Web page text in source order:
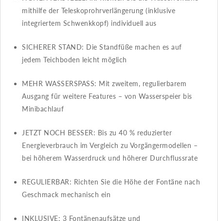
mithilfe der Teleskoprohrverlängerung (inklusive
integriertem Schwenkkopf) individuell aus
SICHERER STAND​​: Die Standfüße machen es auf
jedem Teichboden leicht möglich
MEHR WASSERSPASS​​: Mit zweitem, regulierbarem
Ausgang für weitere Features – von Wasserspeier bis
Minibachlauf
JETZT NOCH BESSER​​: Bis zu 40 % reduzierter
Energieverbrauch im Vergleich zu Vorgängermodellen –
bei höherem Wasserdruck und höherer Durchflussrate
REGULIERBAR​​: Richten Sie die Höhe der Fontäne nach
Geschmack mechanisch ein
INKLUSIVE​​: 3 Fontänenaufsätze und